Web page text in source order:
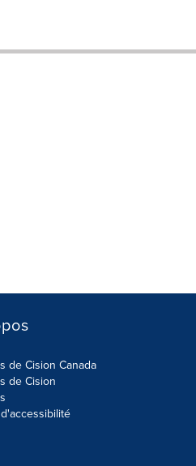
de Cision Canada
de Cision